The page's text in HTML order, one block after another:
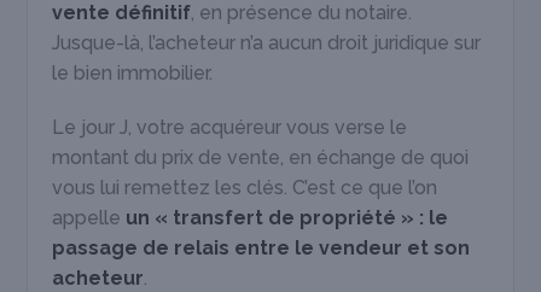
vente définitif, en présence du notaire.
Jusque-là, l’acheteur n’a aucun droit juridique sur
le bien immobilier.
Le jour J, votre acquéreur vous verse le
montant du prix de vente, en échange de quoi
vous lui remettez les clés. C’est ce que l’on
appelle un « transfert de propriété » : le
passage de relais entre le vendeur et son
acheteur.